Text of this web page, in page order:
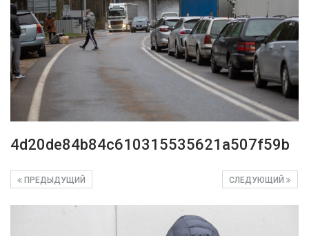
4d20de84b84c610315535621a507f59b
СЛЕДУЮЩИЙ
ПРЕДЫДУЩИЙ